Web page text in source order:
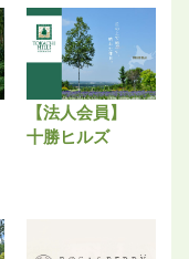
【法人会員】
十勝ヒルズ